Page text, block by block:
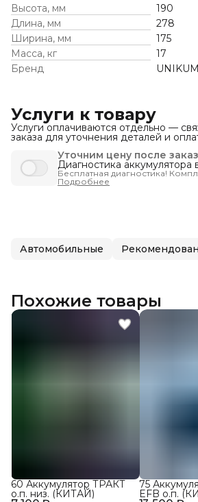
Высота, мм
190
Длина, мм
278
Ширина, мм
175
Масса, кг
17
Бренд
UNIKUM
Услуги к товару
Услуги оплачиваются отдельно —
заказа для уточнения деталей и
Уточним цену после
Диагностика аккумулятора
Бесплатная диагностика!
запуска автомобиля - чтобы вы
машина заведётся тогда, когда
Подробнее
Автомобильные
Похожие товары
60 Аккумулятор ТРАКТ
о.п. низ. (КИТАЙ)
75
EFB о.п.